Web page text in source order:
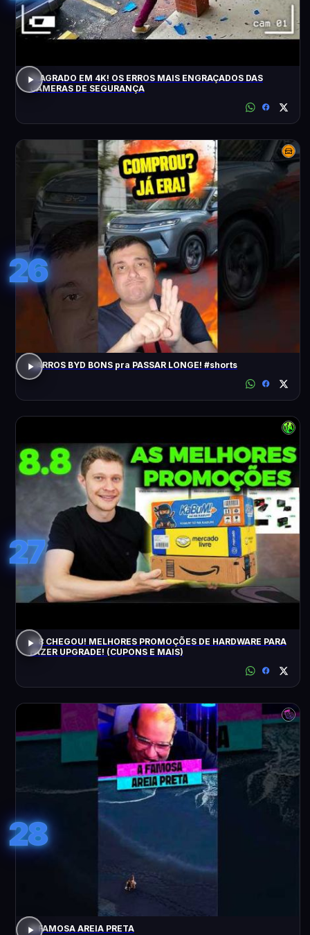
FLAGRADO EM 4K! OS ERROS MAIS ENGRAÇADOS DAS
CÂMERAS DE SEGURANÇA
26
CARROS BYD BONS pra PASSAR LONGE! #shorts
27
8.8 CHEGOU! MELHORES PROMOÇÕES DE HARDWARE PARA
FAZER UPGRADE! (CUPONS E MAIS)
28
A FAMOSA AREIA PRETA